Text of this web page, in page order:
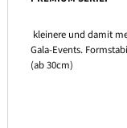
kleinere und damit
Gala-Events.
(ab 30cm)